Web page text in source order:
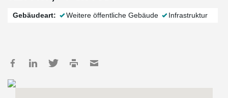
Gebäudeart: Weitere öffentliche Gebäude Infrastruktur